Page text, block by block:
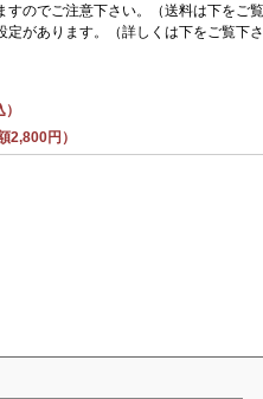
すのでご注意下さい。（送料は下をご
があります。（詳しくは下をご覧下さ
2,800円）